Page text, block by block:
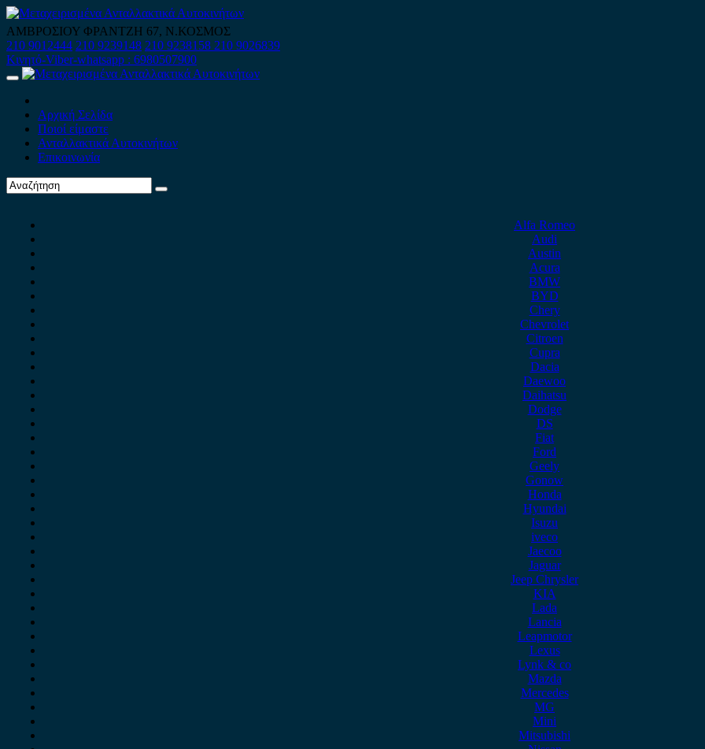
Skip
to
content
ΑΜΒΡΟΣΙΟΥ ΦΡΑΝΤΖΗ 67, Ν.ΚΟΣΜΟΣ
210 9012444 210 9239148 210 9238158 210 9026839
Κινητό-Viber-whatsapp : 6980507900
Primary
Αρχική Σελίδα
Ποιοί είμαστε
Ανταλλακτικά Αυτοκινήτων
Επικοινωνία
Alfa Romeo
Audi
Austin
Acura
BMW
BYD
Chery
Chevrolet
Citroen
Cupra
Dacia
Daewoo
Daihatsu
Dodge
DS
Fiat
Ford
Geely
Gonow
Honda
Hyundai
Isuzu
iveco
Jaecoo
Jaguar
Jeep Chrysler
KIA
Lada
Lancia
Leapmotor
Lexus
Lynk & co
Mazda
Mercedes
MG
Mini
Mitsubishi